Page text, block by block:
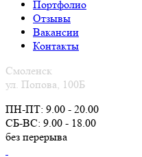
Портфолио
Отзывы
Вакансии
Контакты
Смоленск
ул. Попова, 100Б
ПН-ПТ: 9.00 - 20.00
СБ-ВС: 9.00 - 18.00
без перерыва